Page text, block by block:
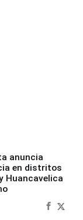
anuncia
en distritos
Huancavelica